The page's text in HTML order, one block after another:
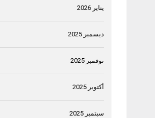
يناير 2026
ديسمبر 2025
نوفمبر 2025
أكتوبر 2025
سبتمبر 2025